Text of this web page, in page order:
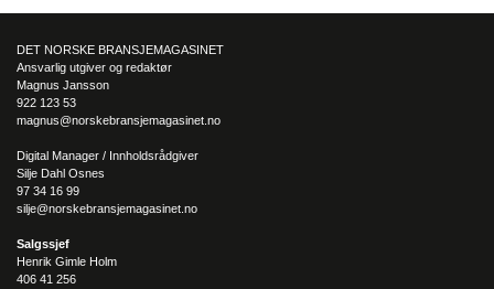
sider enn det førsteinntrykket mange sitter igjen med.
DET NORSKE BRANSJEMAGASINET
Ansvarlig utgiver og redaktør
Magnus Jansson
922 123 53
magnus@norskebransjemagasinet.no
Digital Manager / Innholdsrådgiver
Silje Dahl Osnes
97 34 16 99
silje@norskebransjemagasinet.no
Salgssjef
Henrik Gimle Holm
406 41 256